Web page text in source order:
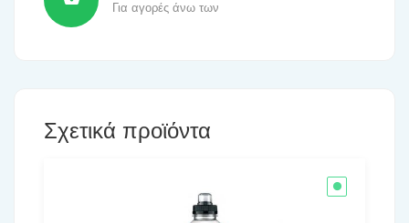
Για αγορές άνω των
Σχετικά προϊόντα